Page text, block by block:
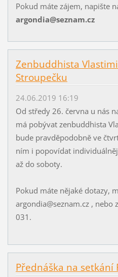
Pokud máte zájem, napište
argondia@seznam.cz
Zenbuddhista
Stroupečku
24.06.2019 16:19
Od středy 26. června u nás
má pobývat zenbuddhista
bude pravděpodobně ve
ním i popovídat
až do soboty.
Pokud máte nějaké dotazy,
argondia@seznam.cz ,
031.
Přednáška na setkání